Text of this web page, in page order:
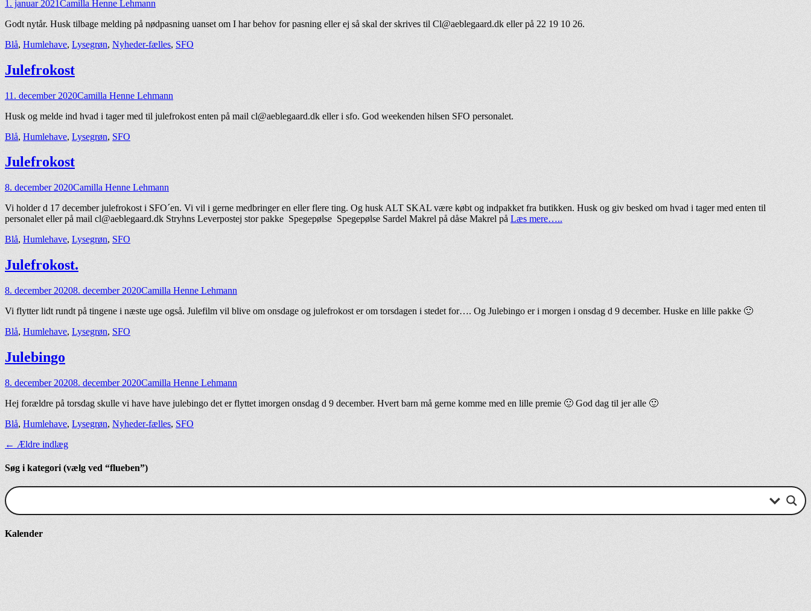
Udgivet
1. januar 2021Forfatter
Camilla Henne Lehmann
Godt nytår. Husk tilbage melding på nødpasning uanset om I har behov for pasning eller ej så skal der skrives til Cl@aeblegaard.dk eller på 22 19 10 26.
kategorier
Blå, Humlehave, Lysegrøn, Nyheder-fælles, SFO
Julefrokost
Udgivet
11. december 2020Forfatter
Camilla Henne Lehmann
Husk og melde ind hvad i tager med til julefrokost enten på mail cl@aeblegaard.dk eller i sfo. God weekenden hilsen SFO personalet.
kategorier
Blå, Humlehave, Lysegrøn, SFO
Julefrokost
Udgivet
8. december 2020Forfatter
Camilla Henne Lehmann
Vi holder d 17 december julefrokost i SFO´en. Vi vil i gerne medbringer en eller flere ting. Og husk ALT SKAL være købt og indpakket fra butikken. Husk og giv besked om hvad i tager med enten til
personalet eller på mail cl@aeblegaard.dk Stryhns Leverpostej stor pakke Spegepølse Spegepølse Sardel Makrel på dåse Makrel på Læs mere…..
kategorier
Blå, Humlehave, Lysegrøn, SFO
Julefrokost.
Udgivet
8. december 20208. december 2020Forfatter
Camilla Henne Lehmann
Vi flytter lidt rundt på tingene i næste uge også. Julefilm vil blive om onsdage og julefrokost er om torsdagen i stedet for…. Og Julebingo er i morgen i onsdag d 9 december. Huske en lille pakke 🙂
kategorier
Blå, Humlehave, Lysegrøn, SFO
Julebingo
Udgivet
8. december 20208. december 2020Forfatter
Camilla Henne Lehmann
Hej forældre på torsdag skulle vi have have julebingo det er flyttet imorgen onsdag d 9 december. Hvert barn må gerne komme med en lille premie 🙂 God dag til jer alle 🙂
kategorier
Blå, Humlehave, Lysegrøn, Nyheder-fælles, SFO
indlægs
← Ældre indlæg
Søg i kategori (vælg ved “flueben”)
Kalender